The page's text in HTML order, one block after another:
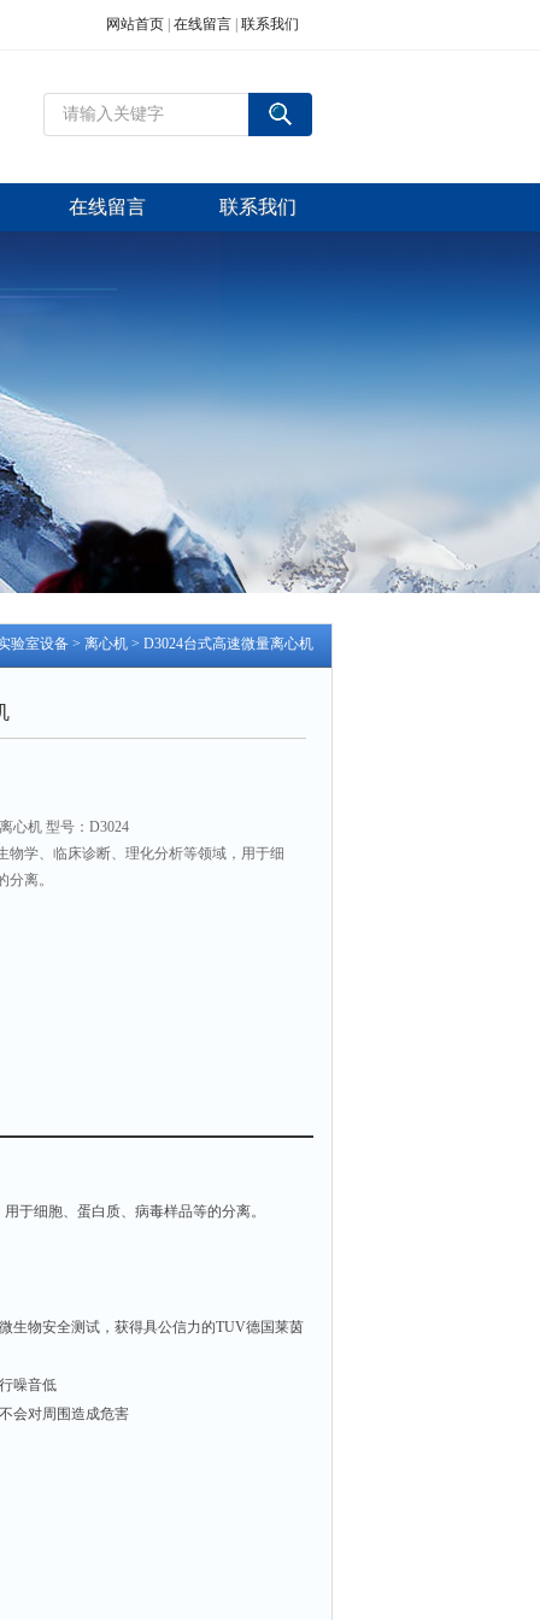
网站首页 在线留言 联系我们
在线留言 联系我们
验室设备 > 离心机 > D3024台式高速微量离心机
心机 型号：D3024
物学、临床诊断、理化分析等领域，用于细
离。
于细胞、蛋白质、病毒样品等的分离。
生物安全测试，获得具公信力的TUV德国莱茵
噪音低
会对周围造成危害